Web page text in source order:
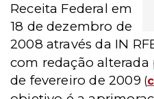
Receita Federal em
18 de dezembro de
2008 através da IN
com redação alterada
de fevereiro de 2009 (